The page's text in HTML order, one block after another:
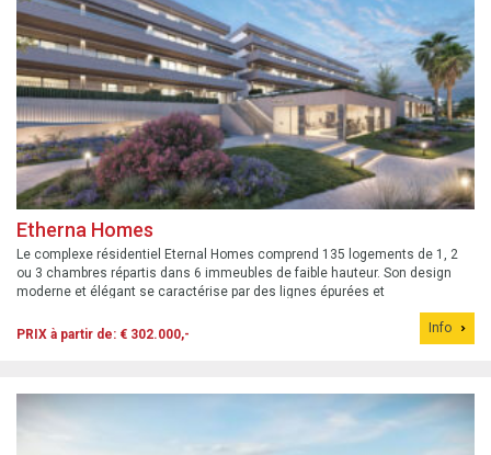
Etherna Homes
Le complexe résidentiel Eternal Homes comprend 135 logements de 1, 2
ou 3 chambres répartis dans 6 immeubles de faible hauteur. Son design
moderne et élégant se caractérise par des lignes épurées et
contemporaines. Appartements 2 chambres/2 salles de bain – à partir de
302 000 € – de...
PRIX à partir de: € 302.000,- Info